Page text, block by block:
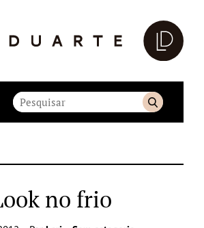
no frio